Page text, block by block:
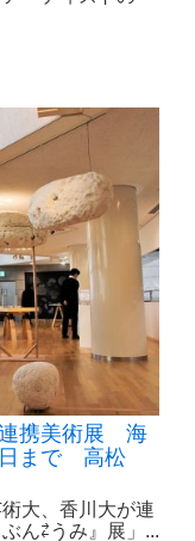
連携美術展 海
日まで 高松
大、香川大が連
ん⇄うみ』展」...